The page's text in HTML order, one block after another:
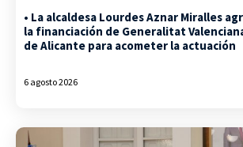
• La alcaldesa Lourdes Aznar Miralles
la financiación de Generalitat
de Alicante para acometer la actuación
6 agosto 2026